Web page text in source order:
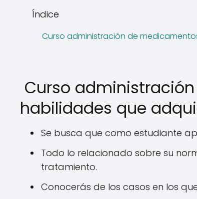
Índice
Curso administración de
Curso
habilidades que
Se busca que como estudiante
Todo lo relacionado sobre su
tratamiento.
Conocerás de los casos en los